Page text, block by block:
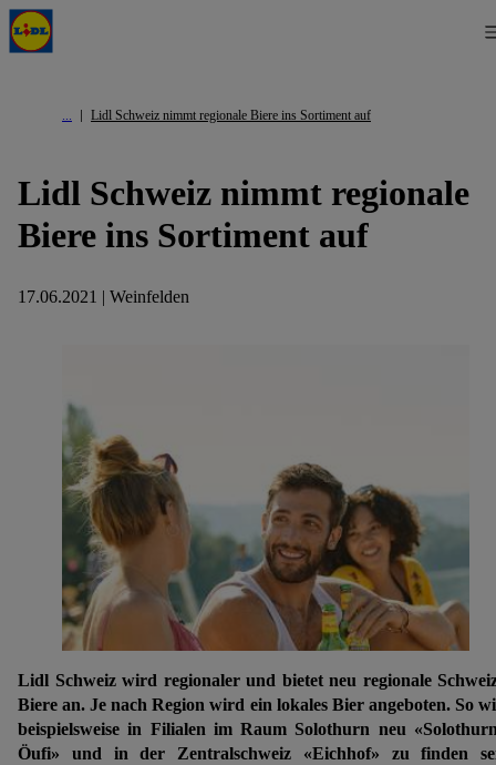
Lidl Schweiz nimmt regionale Biere ins Sortiment auf
Lidl Schweiz nimmt regionale
Biere ins Sortiment auf
17.06.2021 | Weinfelden
Lidl Schweiz wird regionaler und bietet neu regionale
Biere an. Je nach Region wird ein lokales Bier angeboten. So
beispielsweise in Filialen im Raum Solothurn neu
Öufi» und in der Zentralschweiz «Eichhof» zu finden